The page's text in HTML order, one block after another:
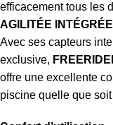
efficacement tous les
AGILITÉE INTÉGRÉE
Avec ses capteurs
exclusive,
offre une excellente
piscine quelle que